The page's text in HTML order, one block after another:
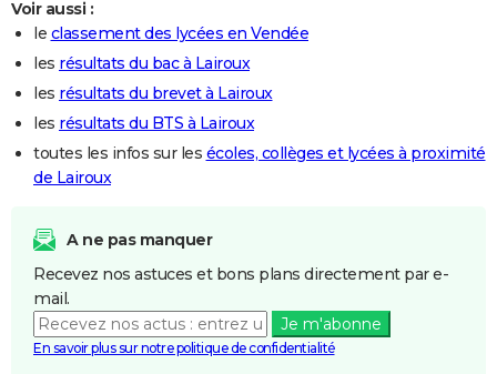
Voir aussi :
le classement des lycées en Vendée
les résultats du bac à Lairoux
les résultats du brevet à Lairoux
les résultats du BTS à Lairoux
toutes les infos sur les écoles, collèges et lycées à proximité
de Lairoux
A ne pas manquer
Recevez nos astuces et bons plans directement par e-
mail.
Je m'abonne
En savoir plus sur notre politique de confidentialité